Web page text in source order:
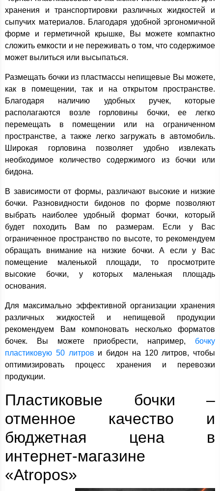
хранения и транспортировки различных жидкостей и
сыпучих материалов. Благодаря удобной эргономичной
форме и герметичной крышке, Вы можете компактно
сложить емкости и не переживать о том, что содержимое
может вылиться или высыпаться.
Размещать бочки из пластмассы непищевые Вы можете,
как в помещении, так и на открытом пространстве.
Благодаря наличию удобных ручек, которые
располагаются возле горловины бочки, ее легко
перемещать в помещении или на ограниченном
пространстве, а также легко загружать в автомобиль.
Широкая горловина позволяет удобно извлекать
необходимое количество содержимого из бочки или
бидона.
В зависимости от формы, различают высокие и низкие
бочки. Разновидности бидонов по форме позволяют
выбрать наиболее удобный формат бочки, который
будет походить Вам по размерам. Если у Вас
ограниченное пространство по высоте, то рекомендуем
обращать внимание на низкие бочки. А если у Вас
помещение маленькой площади, то просмотрите
высокие бочки, у которых маленькая площадь
основания.
Для максимально эффективной организации хранения
различных жидкостей и непищевой продукции
рекомендуем Вам компоновать несколько форматов
бочек. Вы можете приобрести, например, бочку
пластиковую 50 литров и бидон на 120 литров, чтобы
оптимизировать процесс хранения и перевозки
продукции.
Пластиковые бочки –
отменное качество и
бюджетная цена в
интернет-магазине
«Atropos»